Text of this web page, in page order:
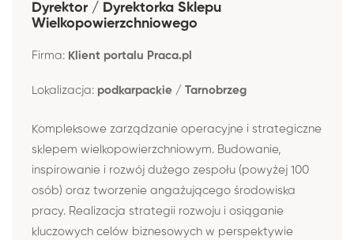
Dyrektor / Dyrektorka Sklepu
Wielkopowierzchniowego
Firma: Klient portalu Praca.pl
Lokalizacja: podkarpackie / Tarnobrzeg
Kompleksowe zarządzanie operacyjne i strategiczne
sklepem wielkopowierzchniowym. Budowanie,
inspirowanie i rozwój dużego zespołu (powyżej 100
osób) oraz tworzenie angażującego środowiska
pracy. Realizacja strategii rozwoju i osiąganie
kluczowych celów biznesowych w perspektywie